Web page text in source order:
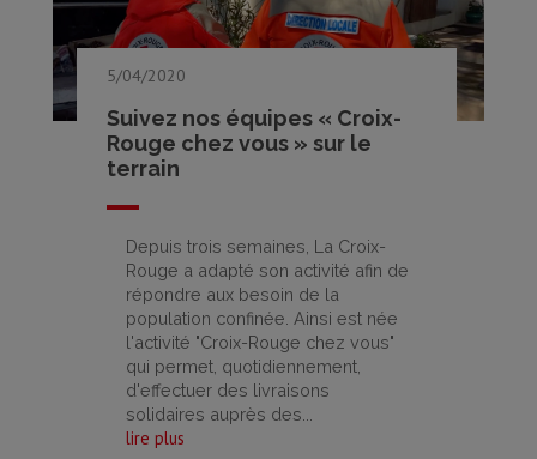
Suivez nos équipes « Croix-
Rouge chez vous » sur le
terrain
5/04/2020
Depuis trois semaines, La Croix-
Rouge a adapté son activité afin de
répondre aux besoin de la
population confinée. Ainsi est née
l'activité "Croix-Rouge chez vous"
qui permet, quotidiennement,
d'effectuer des livraisons
solidaires auprès des...
lire plus